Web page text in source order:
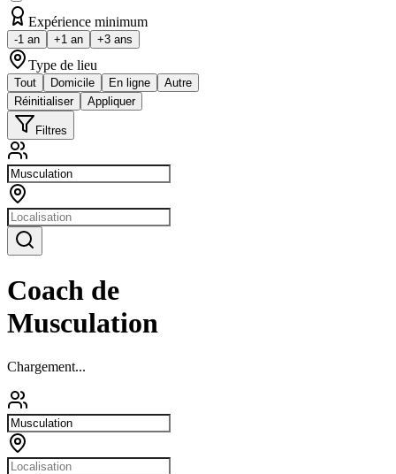
Expérience minimum
-1 an +1 an +3 ans
Type de lieu
Tout Domicile En ligne
Autre
Réinitialiser
Appliquer
Filtres
Coach de
Musculation
Chargement...